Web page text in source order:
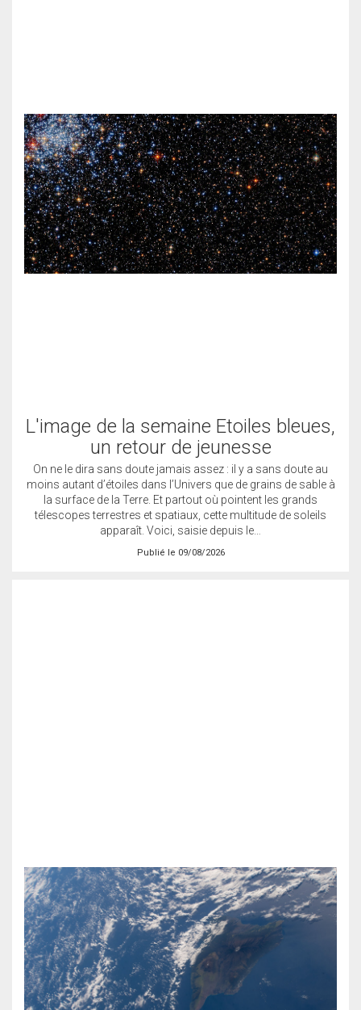
L'image de la semaine Etoiles bleues,
un retour de jeunesse
On ne le dira sans doute jamais assez : il y a sans doute au
moins autant d’étoiles dans l’Univers que de grains de sable à
la surface de la Terre. Et partout où pointent les grands
télescopes terrestres et spatiaux, cette multitude de soleils
apparaît. Voici, saisie depuis le…
Publié le 09/08/2026